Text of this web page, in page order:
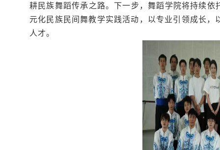
耕民族舞蹈传承之路。下一步，舞蹈学院将持续
元化民族民间舞教学实践活动，以专业引领成长
人才。